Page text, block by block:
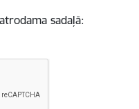
sadaļā: